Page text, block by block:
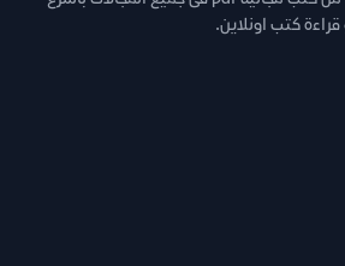
كتب اونلاين.